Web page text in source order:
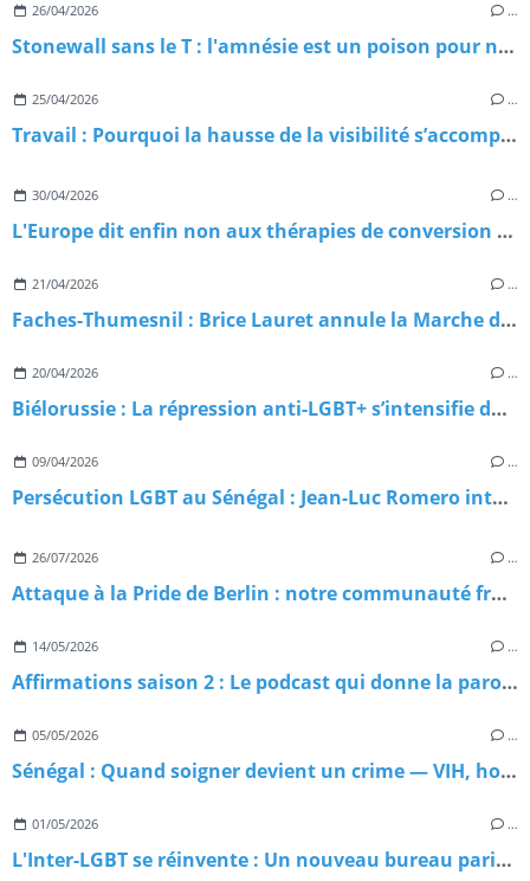
26/04/2026 …
Stonewall sans le T : l'amnésie est un poison pour nos luttes
25/04/2026 …
Travail : Pourquoi la hausse de la visibilité s’accompagne d’un pic de violences ?
30/04/2026 …
L'Europe dit enfin non aux thérapies de conversion — et le RN dit… rien
21/04/2026 …
Faches-Thumesnil : Brice Lauret annule la Marche des Fiertés, la résistance s’organise
20/04/2026 …
Biélorussie : La répression anti-LGBT+ s’intensifie dans l’ombre du Kremlin
09/04/2026 …
Persécution LGBT au Sénégal : Jean-Luc Romero interpelle Macron et lance une pétition d’urgence
26/07/2026 …
Attaque à la Pride de Berlin : notre communauté frappée en plein cœur du Christopher Street Day 2026
14/05/2026 …
Affirmations saison 2 : Le podcast qui donne la parole aux pionnièr·es de la communauté 2ELGBTQIA+ est de retour
05/05/2026 …
Sénégal : Quand soigner devient un crime — VIH, homophobie d'État et paradoxe meurtrier
01/05/2026 …
L'Inter-LGBT se réinvente : Un nouveau bureau paritaire pour repartir sur de bonnes bases